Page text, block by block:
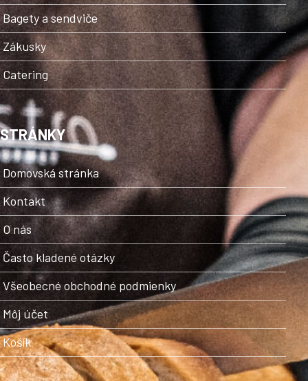
Bagety a sendviče
Zákusky
Catering
STRÁNKY
Domovská stránka
Kontakt
O nás
Často kladené otázky
Všeobecné obchodné podmienky
Môj účet
Košík